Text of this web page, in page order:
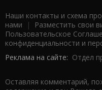
Наши контакты и схема
нами | Разместить свои
Пользовательское
конфиденциальности и
Реклама на сайте: Отдел
Оставляя комментарий,